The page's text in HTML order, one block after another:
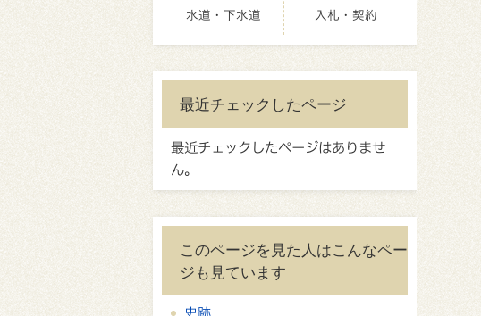
水道・下水道 入札・契約
最近チェックしたページ
最近チェックしたページはありませ
ん。
このページを見た人はこんなペー
ジも見ています
史跡